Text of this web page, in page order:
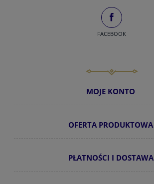
FACEBOOK
MOJE KONTO
OFERTA PRODUKTOWA
PŁATNOŚCI I DOSTAWA